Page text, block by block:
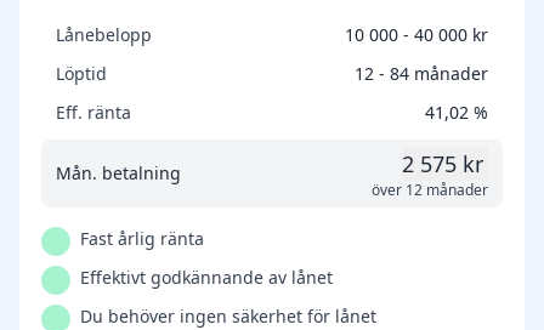
Lånebelopp
10 000 - 40 000 kr
Löptid
12 - 84 månader
Eff. ränta
41,02 %
Mån. betalning 2 575 kr
över 12 månader
Fast årlig ränta
Effektivt godkännande av lånet
Du behöver ingen säkerhet för lånet